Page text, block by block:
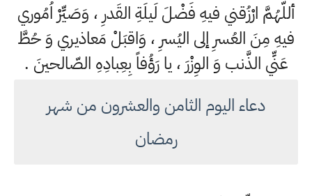
أللّهُمَّ ارْزُقني فيهِ فَضْلَ لَيلَةِ القَدرِ ، وَصَيِّرْ اُمُوري
فيهِ مِنَ العُسرِ إلى اليُسرِ ، وَاقبَلْ مَعاذيري وَ حُطَّ
عَنِّي الذَّنب وَ الوِزْرَ ، يا رَؤُفاً بِعِبادِهِ الصّالحينَ .
دعاء اليوم الثامن والعشرون من شهر
رمضان